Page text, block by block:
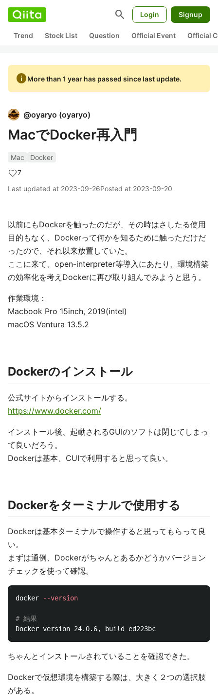
search Login Signup
Trend Stock List Question Official Event Official
infoMore than 1 year has passed since last update.
@oyaryo (oyaryo)
MacでDocker再入門
Mac
Docker
7
Last updated at 2023-09-26Posted at 2023-09-20
以前にもDockerを触ったのだが、その時はさしたる使用
目的もなく、Dockerって何かを知るために触っただけだ
ったので、それ以来放置していた。
ここに来て、open-interpreter等導入にあたり、環境構築
の効率化を考えDockerに再び取り組んでみようと思う。
作業環境：
Macbook Pro 15inch, 2019(intel)
macOS Ventura 13.5.2
Dockerのインストール
公式サイトからインストールする。
https://www.docker.com/
インストール後、起動されるGUIのソフトは閉じてしまっ
て良いだろう。
Dockerは基本、CUIで利用すると思って良い。
Dockerをターミナルで使用する
Dockerは基本ターミナルで操作すると思ってもらって良
い。
まずは通例、Dockerがちゃんとあるかどうかバージョン
チェックを使って確認。
docker --version
# 結果
ちゃんとインストールされていることを確認できた。
Dockerで仮想環境を構築する際は、大きく２つの選択肢
がある。